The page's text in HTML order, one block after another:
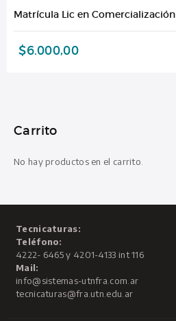
Matrícula Lic en Comercialización
$6.000,00
Carrito
No hay productos en el carrito.
Tecnicaturas:
Teléfono:
4222- 6465 y 4201-4133 int 116
Mail:
info@sistemas-utnfra.com.ar
tecnicaturas@fra.utn.edu.ar